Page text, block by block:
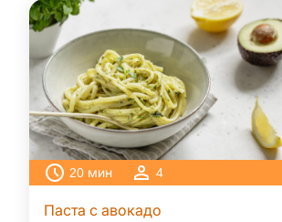
20 мин 4
Паста с авокадо